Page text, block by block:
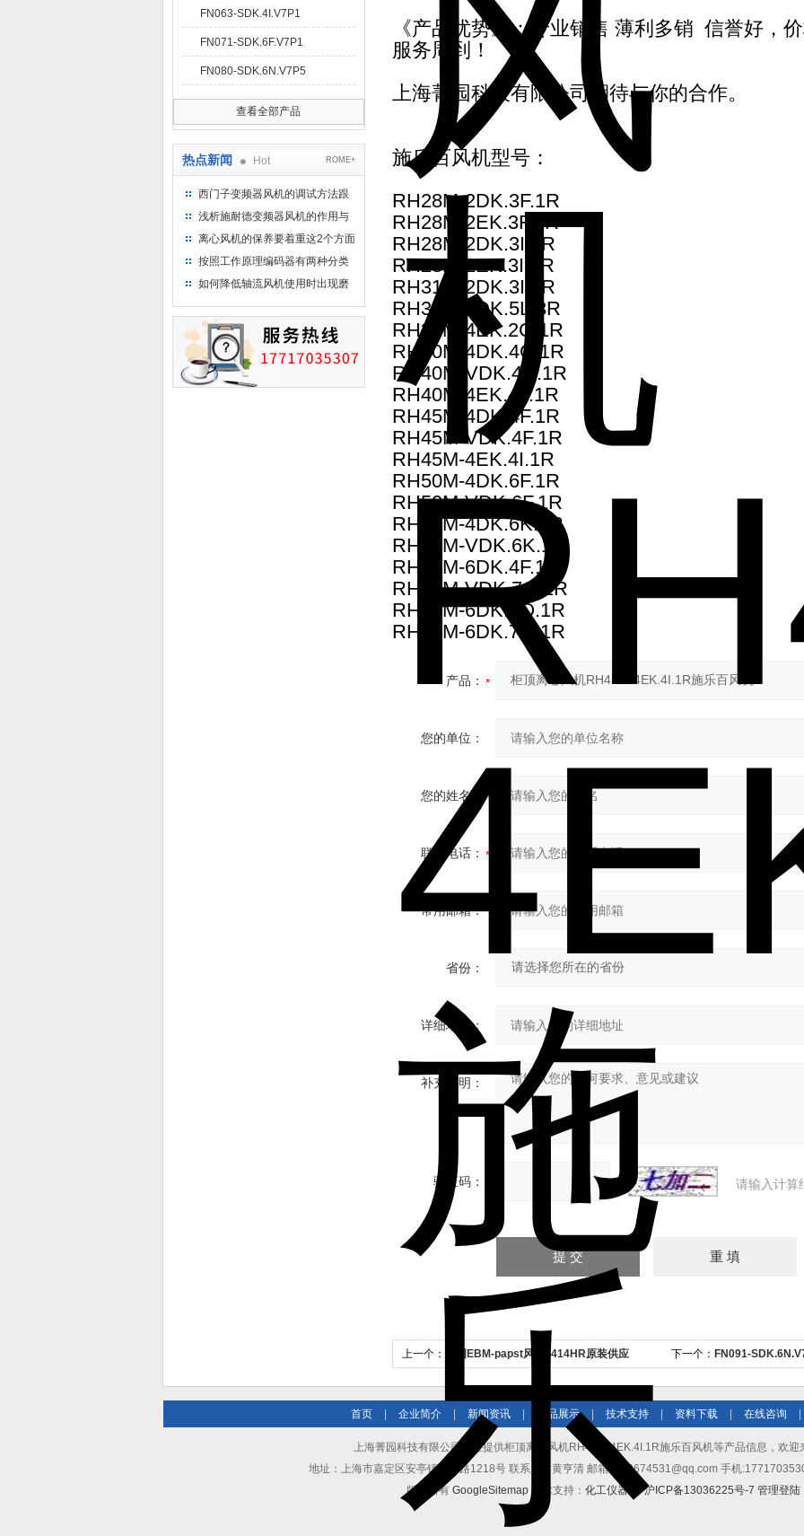
FN063-SDK.4I.V7P1
FN071-SDK.6F.V7P1
FN080-SDK.6N.V7P5
查看全部产品
热点新闻 Hot ROME+
西门子变频器风机的调试方法跟
步骤
浅析施耐德变频器风机的作用与
意义所在
离心风机的保养要着重这2个方面
按照工作原理编码器有两种分类
如何降低轴流风机使用时出现磨
《产品优势》：专业销售 薄利多销 信誉好，
服务周到！
上海菁园科技有限公司期待与你的合作。
施乐百风机型号：
RH28M-2DK.3F.1R
RH28M-2EK.3F.1R
RH28M-2DK.3I.1R
RH28M-2EK.3I.1R
RH31M-2DK.3I.1R
RH35M-2DK.5L.3R
RH31M-4EK.2C.1R
RH40M-4DK.4C.1R
RH40M-VDK.4C.1R
RH40M-4EK.4F.1R
RH45M-4DK.4F.1R
RH45M-VDK.4F.1R
RH45M-4EK.4I.1R
RH50M-4DK.6F.1R
RH50M-VDK.6F.1R
RH50M-4DK.6K.1R
RH56M-VDK.6K.1R
RH56M-6DK.4F.1R
RH63M-VDK.7Q.1R
RH71M-6DK.7Q.1R
RH80M-6DK.7Q.1R
产品：
您的单位：
您的姓名：
联系电话：
常用邮箱：
省份：
详细地址：
补充说明：
验证码： 请输入计算
上一个： 德国EBM-papst风机8414HR原装供应 下一个： FN091-
首页 企业简介 新闻资讯 产品展示 技术支持 资料下载 在线咨询
上海菁园科技有限公司专业提供柜顶离心风机RH45M-4EK.4I.1R施乐百风机等产品信息，欢迎
地址：上海市嘉定区安亭镇园区路1218号 联系人：黄亨清 邮箱2589674531@qq.com 手机
版权所有 GoogleSitemap技术支持： 化工仪器网 沪ICP备13036225号-7 管理登陆